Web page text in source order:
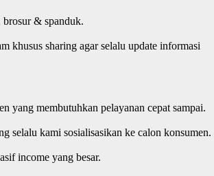
brosur & spanduk.
khusus sharing agar selalu update informasi
yang membutuhkan pelayanan cepat sampai.
selalu kami sosialisasikan ke calon konsumen.
income yang besar.